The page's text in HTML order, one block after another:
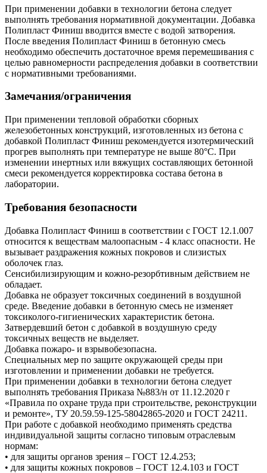
При применении добавки в технологии бетона следует
выполнять требования нормативной документации. Добавка
Полипласт Финиш вводится вместе с водой затворения.
После введения Полипласт Финиш в бетонную смесь
необходимо обеспечить достаточное время перемешивания с
целью равномерности распределения добавки в соответствии
с нормативными требованиями.
Замечания/ограничения
При применении тепловой обработки сборных
железобетонных конструкций, изготовленных из бетона с
добавкой Полипласт Финиш рекомендуется изотермический
прогрев выполнять при температуре не выше 80°С. При
изменении инертных или вяжущих составляющих бетонной
смеси рекомендуется корректировка состава бетона в
лаборатории.
Требования безопасности
Добавка Полипласт Финиш в соответствии с ГОСТ 12.1.007
относится к веществам малоопасным - 4 класс опасности. Не
вызывает раздражения кожных покровов и слизистых
оболочек глаз.
Сенсибилизирующим и кожно-резорбтивным действием не
обладает.
Добавка не образует токсичных соединений в воздушной
среде. Введение добавки в бетонную смесь не изменяет
токсиколого-гигиенических характеристик бетона.
Затвердевший бетон с добавкой в воздушную среду
токсичных веществ не выделяет.
Добавка пожаро- и взрывобезопасна.
Специальных мер по защите окружающей среды при
изготовлении и применении добавки не требуется.
При применении добавки в технологии бетона следует
выполнять требования Приказа №883/н от 11.12.2020 г
«Правила по охране труда при строительстве, реконструкции
и ремонте», ТУ 20.59.59-125-58042865-2020 и ГОСТ 24211.
При работе с добавкой необходимо применять средства
индивидуальной защиты согласно типовым отраслевым
нормам:
• для защиты органов зрения – ГОСТ 12.4.253;
• для защиты кожных покровов – ГОСТ 12.4.103 и ГОСТ